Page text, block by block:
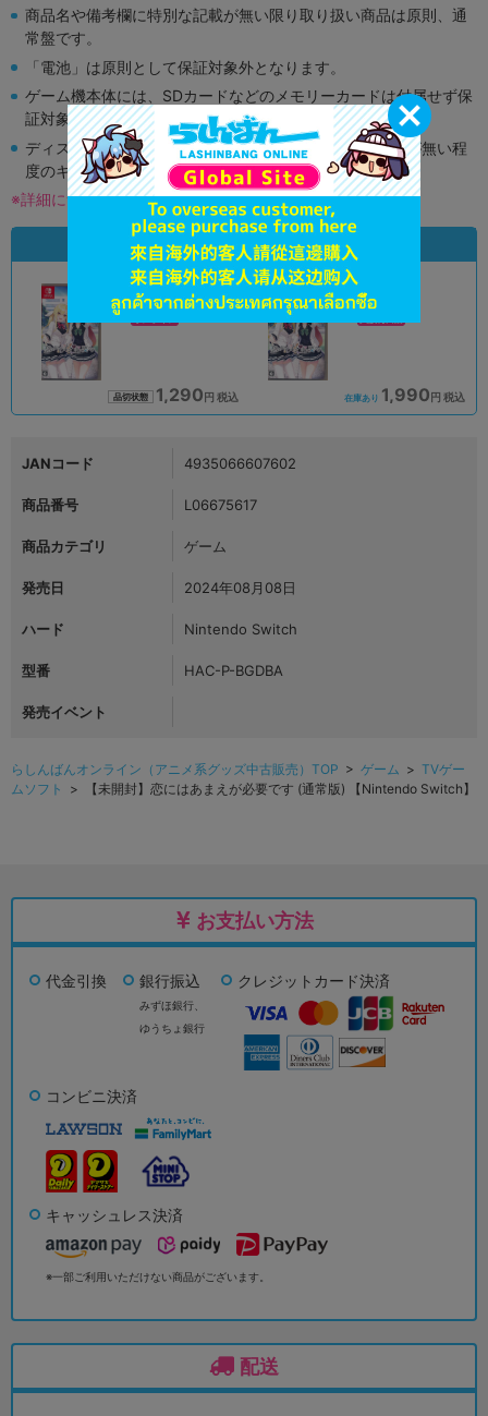
商品名や備考欄に特別な記載が無い限り取り扱い商品は原則、通
常盤です。
「電池」は原則として保証対象外となります。
ゲーム機本体には、SDカードなどのメモリーカードは付属せず保
証対象外となります。
ディスク類の読み取り面のキズに関しまして再生に支障が無い程
度のキズがある場合がございます。
※詳細につきましてはコチラ
状態違いの同一商品
状態 :A
品切状態 1,290 円 税込
状態 :
在庫あり 1,990 円 税込
JANコード 4935066607602
商品番号 L06675617
商品カテゴリ ゲーム
発売日 2024年08月08日
ハード Nintendo Switch
型番 HAC-P-BGDBA
発売イベント
らしんばんオンライン（アニメ系グッズ中古販売）TOP > ゲーム > TVゲー
ムソフト
> 【未開封】恋にはあまえが必要です (通常版) 【Nintendo Switch】
お支払い方法
代金引換 銀行振込
みずほ銀行、
ゆうちょ銀行
クレジットカード決済
コンビニ決済
キャッシュレス決済
※一部ご利用いただけない商品がございます。
配送